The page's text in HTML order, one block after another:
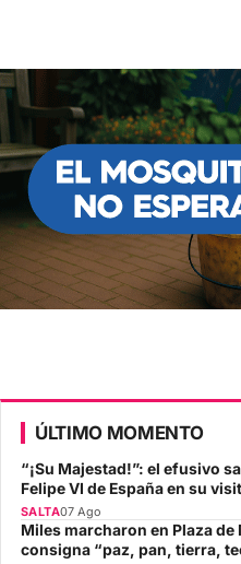
ÚLTIMO MOMENTO
“¡Su Majestad!”: el efusivo
Felipe VI de España en su
SALTA07 Ago
Miles marcharon en Plaza
consigna “paz, pan, tierra,